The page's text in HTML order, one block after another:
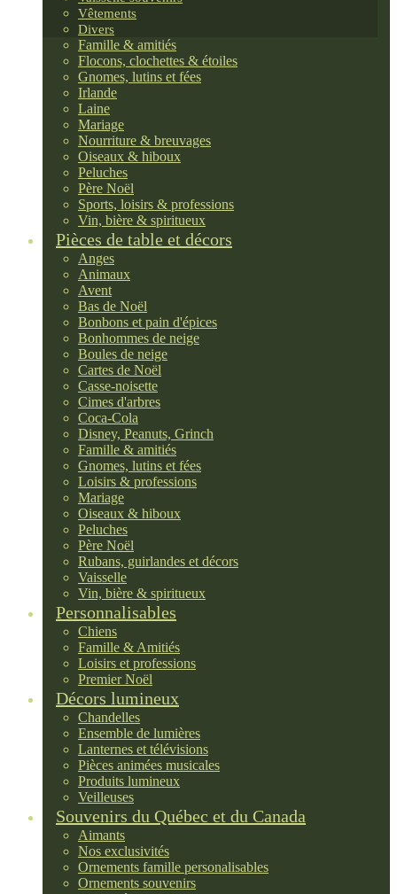
Vêtements
Divers
Famille & amitiés
Flocons, clochettes & étoiles
Gnomes, lutins et fées
Irlande
Laine
Mariage
Nourriture & breuvages
Oiseaux & hiboux
Peluches
Père Noël
Sports, loisirs & professions
Vin, bière & spiritueux
Pièces de table et décors
Anges
Animaux
Avent
Bas de Noël
Bonbons et pain d'épices
Bonhommes de neige
Boules de neige
Cartes de Noël
Casse-noisette
Cimes d'arbres
Coca-Cola
Disney, Peanuts, Grinch
Famille & amitiés
Gnomes, lutins et fées
Loisirs & professions
Mariage
Oiseaux & hiboux
Peluches
Père Noël
Rubans, guirlandes et décors
Vaisselle
Vin, bière & spiritueux
Personnalisables
Chiens
Famille & Amitiés
Loisirs et professions
Premier Noël
Décors lumineux
Chandelles
Ensemble de lumières
Lanternes et télévisions
Pièces animées musicales
Produits lumineux
Veilleuses
Souvenirs du Québec et du Canada
Aimants
Nos exclusivités
Ornements famille personalisables
Ornements souvenirs